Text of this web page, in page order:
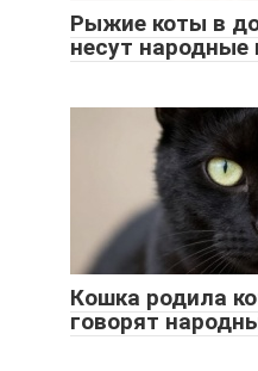
Рыжие коты в
несут
Кошка родила
говорят